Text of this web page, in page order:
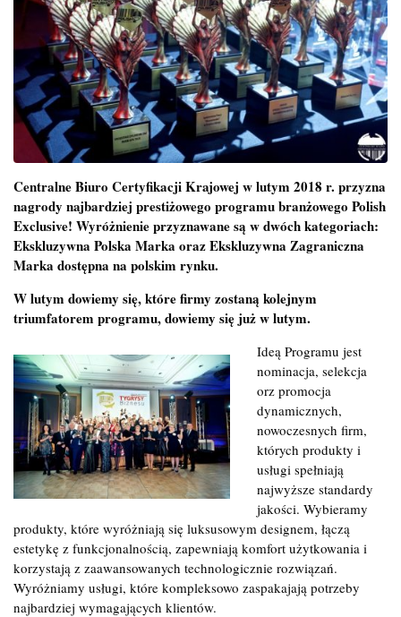
Centralne Biuro Certyfikacji Krajowej w lutym 2018 r. przyzna
nagrody najbardziej prestiżowego programu branżowego Polish
Exclusive! Wyróżnienie przyznawane są w dwóch kategoriach:
Ekskluzywna Polska Marka oraz Ekskluzywna Zagraniczna
Marka dostępna na polskim rynku.
W lutym dowiemy się, które firmy zostaną kolejnym
triumfatorem programu, dowiemy się już w lutym.
Ideą Programu jest
nominacja, selekcja
orz promocja
dynamicznych,
nowoczesnych firm,
których produkty i
usługi spełniają
najwyższe standardy
jakości. Wybieramy
produkty, które wyróżniają się luksusowym designem, łączą
estetykę z funkcjonalnością, zapewniają komfort użytkowania i
korzystają z zaawansowanych technologicznie rozwiązań.
Wyróżniamy usługi, które kompleksowo zaspakajają potrzeby
najbardziej wymagających klientów.